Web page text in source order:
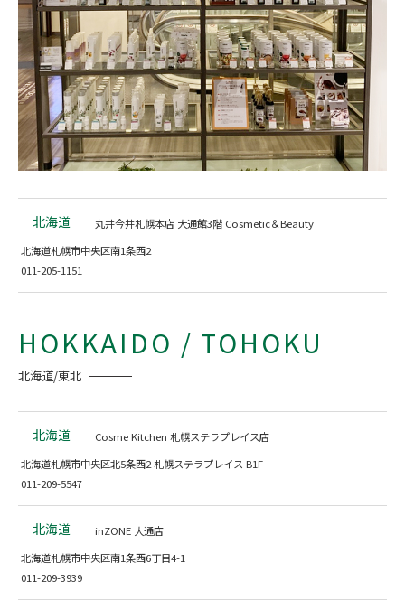
北海道
丸井今井札幌本店 大通館3階 Cosmetic＆Beauty
北海道札幌市中央区南1条西2
011-205-1151
HOKKAIDO / TOHOKU
北海道/東北
北海道
Cosme Kitchen 札幌ステラプレイス店
北海道札幌市中央区北5条西2 札幌ステラプレイス B1F
011-209-5547
北海道
inZONE 大通店
北海道札幌市中央区南1条西6丁目4-1
011-209-3939